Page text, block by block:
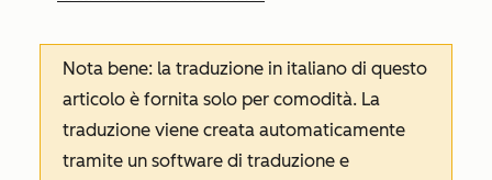
Nota bene: la traduzione in italiano di questo
articolo è fornita solo per comodità. La
traduzione viene creata automaticamente
tramite un software di traduzione e